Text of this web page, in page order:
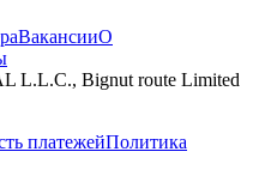
ВакансииО
L.L.C., Bignut route Limited
платежейПолитика